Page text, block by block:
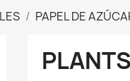
PAPEL DE